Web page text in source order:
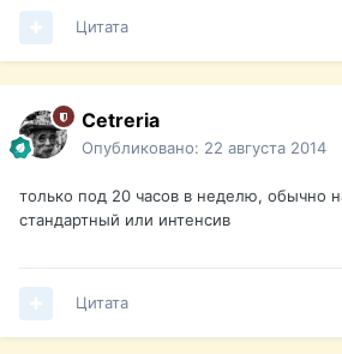
Цитата
Cetreria
Опубликовано: 22 августа 2014
только под 20 часов в неделю, обычно
стандартный или интенсив
Цитата